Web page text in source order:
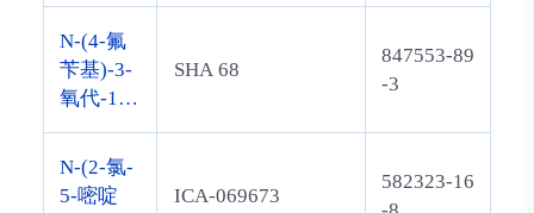
N-(4-氟
苄基)-3-
氧代-1,1-
氢-1H-恶
唑并[3,4-
SHA 68
847553-89
-3
N-(2-氯-
5-嘧啶
ICA-069673
582323-16